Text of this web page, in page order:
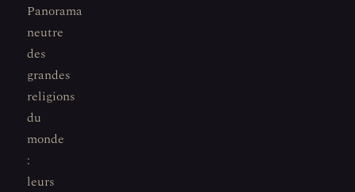
Panorama
neutre
des
grandes
religions
du
monde
:
leurs